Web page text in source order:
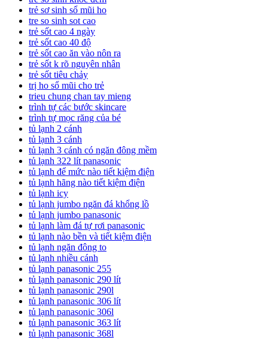
trẻ sơ sinh sổ mũi ho
tre so sinh sot cao
trẻ sốt cao 4 ngày
trẻ sốt cao 40 độ
trẻ sốt cao ăn vào nôn ra
trẻ sốt k rõ nguyên nhân
trẻ sốt tiêu chảy
trị ho sổ mũi cho trẻ
trieu chung chan tay mieng
trình tự các bước skincare
trình tự mọc răng của bé
tủ lạnh 2 cánh
tủ lạnh 3 cánh
tủ lạnh 3 cánh có ngăn đông mềm
tủ lạnh 322 lít panasonic
tủ lạnh để mức nào tiết kiệm điện
tủ lạnh hãng nào tiết kiệm điện
tủ lạnh icy
tủ lạnh jumbo ngăn đá khổng lồ
tủ lạnh jumbo panasonic
tủ lạnh làm đá tự rơi panasonic
tủ lạnh nào bền và tiết kiệm điện
tủ lạnh ngăn đông to
tủ lạnh nhiều cánh
tủ lạnh panasonic 255
tủ lạnh panasonic 290 lít
tủ lạnh panasonic 290l
tủ lạnh panasonic 306 lít
tủ lạnh panasonic 306l
tủ lạnh panasonic 363 lít
tủ lạnh panasonic 368l